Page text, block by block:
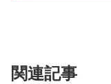
関連記事